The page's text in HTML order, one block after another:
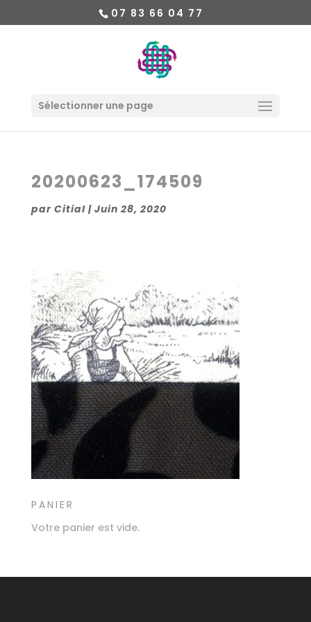
07 83 66 04 77
Sélectionner une page
20200623_174509
par Citial| Juin 28, 2020
PANIER
Votre panier est vide.